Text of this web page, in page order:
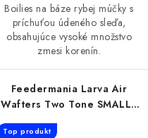
Boilies na báze rybej múčky s
príchuťou údeného sleďa,
obsahujúce vysoké množstvo
zmesi korenín.
Feedermania Larva Air
Wafters Two Tone SMALL -
Top produkt